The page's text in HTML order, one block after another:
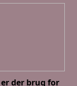
der brug for